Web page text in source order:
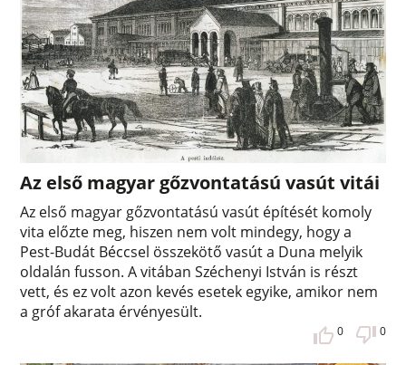
Az első magyar gőzvontatású vasút vitái
Az első magyar gőzvontatású vasút építését komoly
vita előzte meg, hiszen nem volt mindegy, hogy a
Pest-Budát Béccsel összekötő vasút a Duna melyik
oldalán fusson. A vitában Széchenyi István is részt
vett, és ez volt azon kevés esetek egyike, amikor nem
a gróf akarata érvényesült.
0 0